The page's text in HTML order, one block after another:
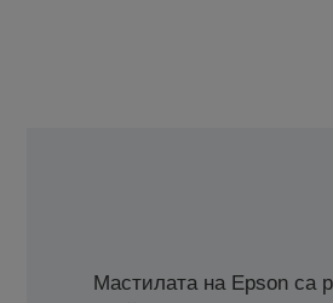
Мастилата на Epson са